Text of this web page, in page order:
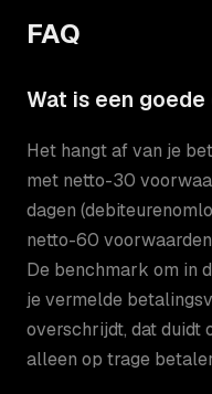
FAQ
Wat is een
Het hangt af van je
met netto-30
dagen
netto-60
De benchmark om in
je vermelde
overschrijdt, dat duidt
alleen op trage